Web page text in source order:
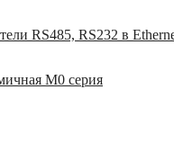
RS485, RS232 в
M0 серия